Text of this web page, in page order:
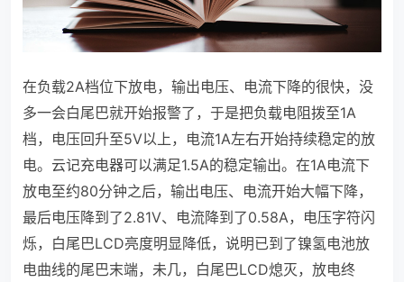
在负载2A档位下放电，输出电压、电流下降的很快，没
多一会白尾巴就开始报警了，于是把负载电阻拨至1A
档，电压回升至5V以上，电流1A左右开始持续稳定的放
电。云记充电器可以满足1.5A的稳定输出。在1A电流下
放电至约80分钟之后，输出电压、电流开始大幅下降，
最后电压降到了2.81V、电流降到了0.58A，电压字符闪
烁，白尾巴LCD亮度明显降低，说明已到了镍氢电池放
电曲线的尾巴末端，未几，白尾巴LCD熄灭，放电终